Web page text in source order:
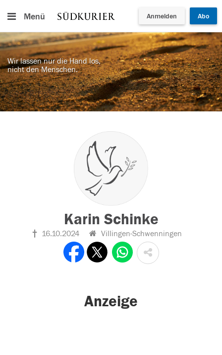
Menü Anmelden Abo
Wir lassen nur die Hand los,
nicht den Menschen.
Karin Schinke
16.10.2024 Villingen-Schwenningen
Anzeige